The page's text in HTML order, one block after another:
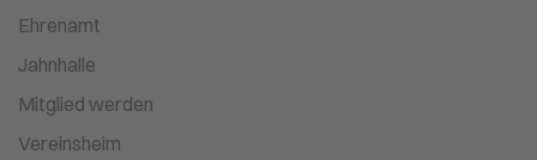
Ehrenamt
Jahnhalle
Mitglied werden
Vereinsheim